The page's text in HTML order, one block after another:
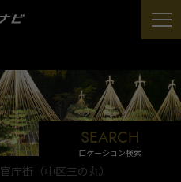
SEARCH
ロケーション検索
官庁街（中区三の丸）